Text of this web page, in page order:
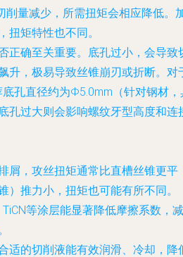
削量减少，所需扭矩会相应降低。
扭矩特性也不同。
正确至关重要。底孔过小，会导致
升，极易导致丝锥崩刃或折断。对
孔直径约为Φ5.0mm（针对钢材，
孔过大则会影响螺纹牙型高度和连
屑，攻丝扭矩通常比直槽丝锥更平
）推力小，扭矩也可能有所不同。
TiCN等涂层能显著降低摩擦系数，减
适的切削液能有效润滑、冷却，降